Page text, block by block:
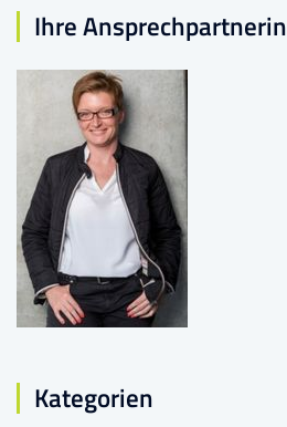
Ihre Ansprechpartnerin
Kategorien